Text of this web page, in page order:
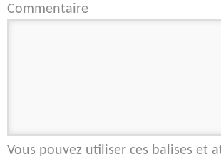
Commentaire
Vous pouvez utiliser ces balises et